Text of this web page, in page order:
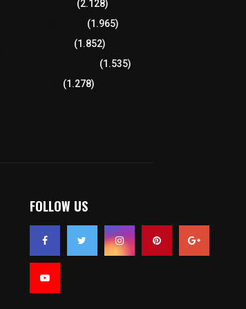
(2.128)
(1.965)
(1.852)
(1.535)
(1.278)
FOLLOW US